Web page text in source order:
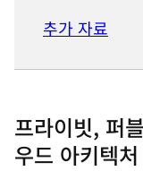
추가 자료
프라이빗, 퍼
우드 아키텍처